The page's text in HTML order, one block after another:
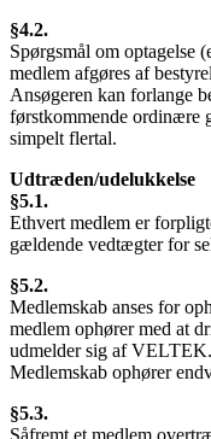
§4.2.
Spørgsmål om optagelse
medlem afgøres af
Ansøgeren kan forlange
førstkommende ordinære
simpelt flertal.
Udtræden/udelukkelse
§5.1.
Ethvert medlem er
gældende vedtægter for
§5.2.
Medlemskab anses for
medlem ophører med at
udmelder sig af VELTEK.
Medlemskab ophører
§5.3.
Såfremt et medlem